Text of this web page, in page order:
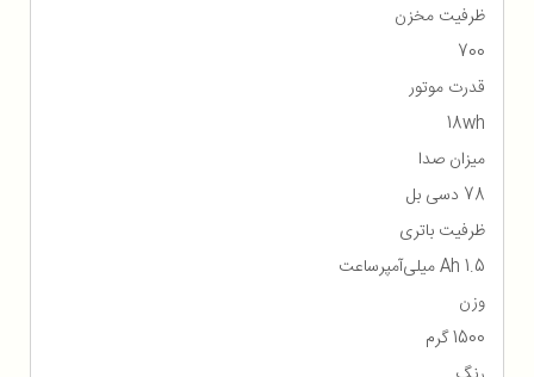
ظرفیت مخزن
700
قدرت موتور
18wh
میزان صدا
78 دسی بل
ظرفیت باتری
1.5 Ah میلی‌آمپرساعت
وزن
1500 گرم